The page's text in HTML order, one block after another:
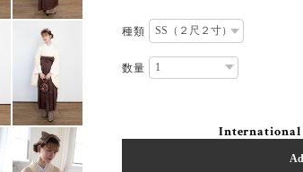
種類
数量